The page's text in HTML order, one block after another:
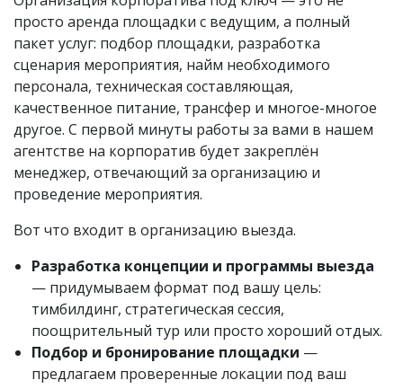
просто аренда площадки с ведущим, а полный
пакет услуг: подбор площадки, разработка
сценария мероприятия, найм необходимого
персонала, техническая составляющая,
качественное питание, трансфер и многое-многое
другое. С первой минуты работы за вами в нашем
агентстве на корпоратив будет закреплён
менеджер, отвечающий за организацию и
проведение мероприятия.
Вот что входит в организацию выезда.
Разработка концепции и программы выезда
— придумываем формат под вашу цель:
тимбилдинг, стратегическая сессия,
поощрительный тур или просто хороший отдых.
Подбор и бронирование площадки —
предлагаем проверенные локации под ваш